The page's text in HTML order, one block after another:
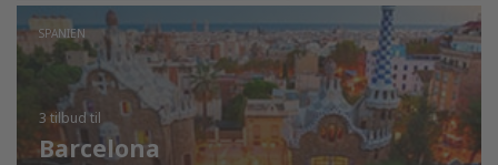
SPANIEN
3 tilbudtil
Barcelona